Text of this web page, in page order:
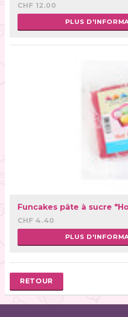
CHF 12.00
PLUS
Funcakes pâte à sucre
CHF 4.40
PLUS
RETOUR